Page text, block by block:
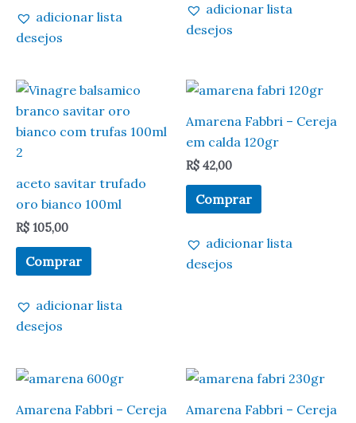
adicionar lista
desejos
adicionar lista
desejos
aceto savitar trufado
oro bianco 100ml
R$ 105,00
Comprar
adicionar lista
desejos
Amarena Fabbri – Cereja
em calda 120gr
R$ 42,00
Comprar
adicionar lista
desejos
Amarena Fabbri – Cereja
Amarena Fabbri – Cereja